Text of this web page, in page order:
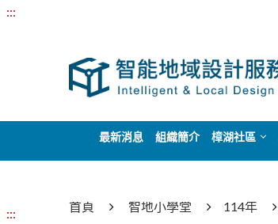
:::
最新消息 組織簡介 樟湖社區
::: 首頁 智地小學堂 114年